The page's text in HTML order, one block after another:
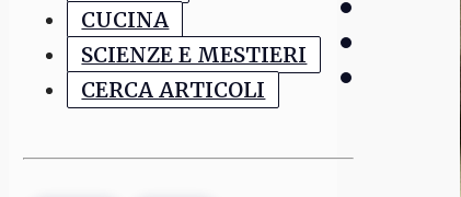
CUCINA
SCIENZE E MESTIERI
CERCA ARTICOLI